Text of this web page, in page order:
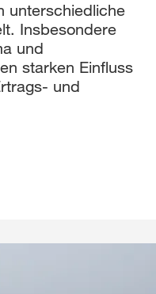
unterschiedliche
Insbesondere
und
starken Einfluss
und